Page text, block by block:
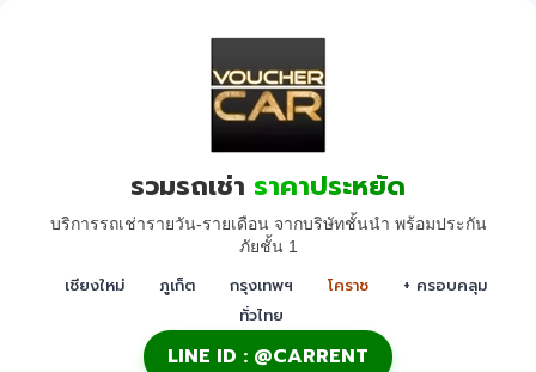
รวมรถเช่า ราคาประหยัด
บริการรถเช่ารายวัน-รายเดือน จากบริษัทชั้นนำ พร้อมประกัน
ภัยชั้น 1
เชียงใหม่ ภูเก็ต กรุงเทพฯ โคราช
+ ครอบคลุม
ทั่วไทย
LINE ID : @CARRENT